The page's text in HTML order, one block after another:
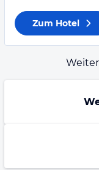
Zum Hotel